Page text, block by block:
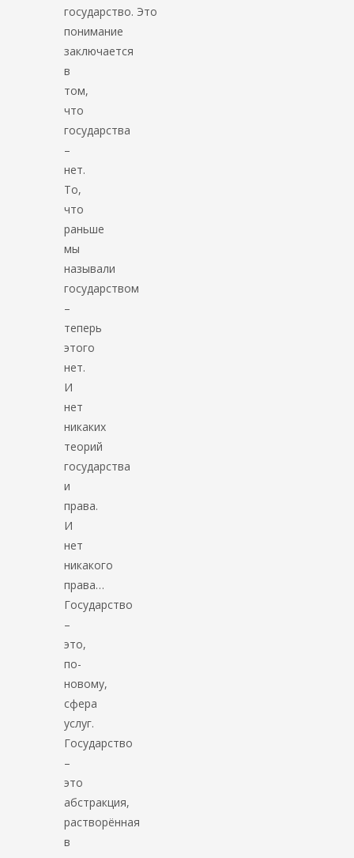
государство. Это
понимание
заключается
в
том,
что
государства
–
нет.
То,
что
раньше
мы
называли
государством
–
теперь
этого
нет.
И
нет
никаких
теорий
государства
и
права.
И
нет
никакого
права…
Государство
–
это,
по-
новому,
сфера
услуг.
Государство
–
это
абстракция,
растворённая
в